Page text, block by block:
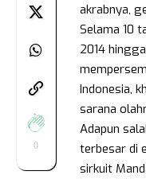
0
akrabnya,
Selama 10
2014
Indonesia,
sarana
Adapun
terbesar di
sirkuit